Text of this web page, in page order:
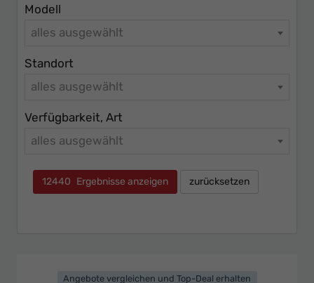
Modell
alles ausgewählt
Standort
alles ausgewählt
Verfügbarkeit, Art
alles ausgewählt
12440 Ergebnisse anzeigen zurücksetzen
Angebote vergleichen und Top-Deal erhalten